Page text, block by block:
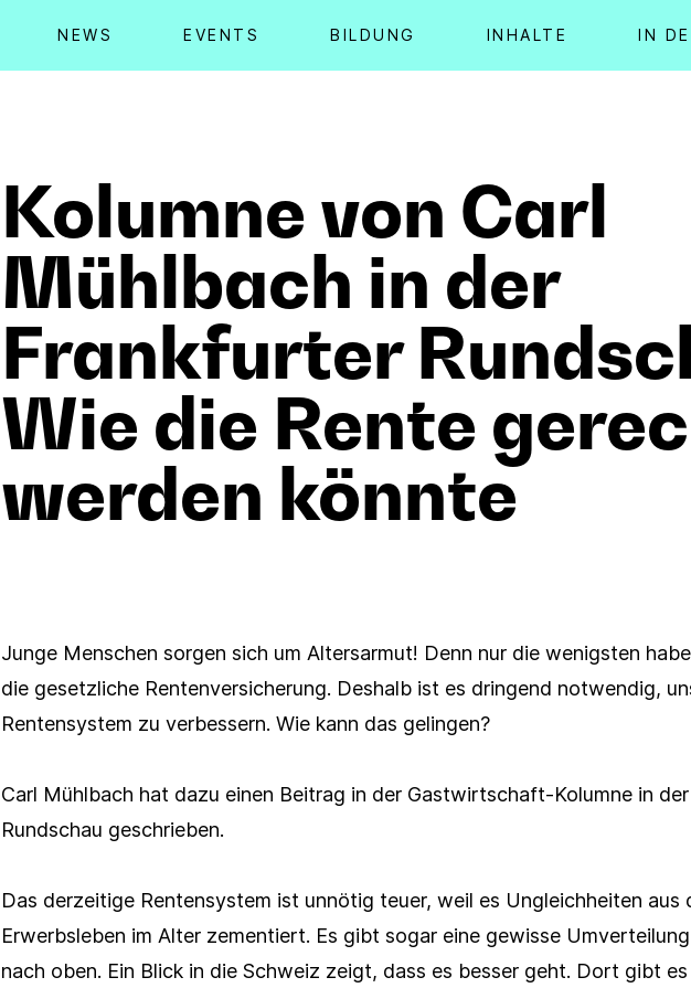
NEWS EVENTS BILDUNG INHALTE IN
Kolumne von Carl
Mühlbach in der
Frankfurter
Wie die Rente
werden könnte
Junge Menschen sorgen sich um Altersarmut! Denn nur die wenigsten
die gesetzliche Rentenversicherung. Deshalb ist es dringend notwendig,
Rentensystem zu verbessern. Wie kann das gelingen?
Carl Mühlbach hat dazu einen Beitrag in der Gastwirtschaft-Kolumne in
Rundschau geschrieben.
Das derzeitige Rentensystem ist unnötig teuer, weil es Ungleichheiten aus
Erwerbsleben im Alter zementiert. Es gibt sogar eine gewisse
nach oben. Ein Blick in die Schweiz zeigt, dass es besser geht. Dort gibt es
Presseverteiler